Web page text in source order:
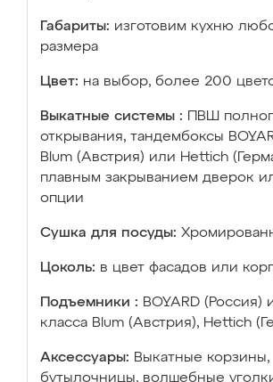
Габариты: изготовим кухню
размера
Цвет: на выбор, более 200
Выкатные системы :
ПВШ
открывания, тандембоксы
Blum (Австрия) или Hettich
плавным закрыванием дверок
опции
Сушка для посуды:
Цоколь: в цвет фасадов или
Подъемники : BOYARD
класса Blum (Австрия), Hettich
Аксессуары: Выкатные корзины,
бутылочницы, волшебные